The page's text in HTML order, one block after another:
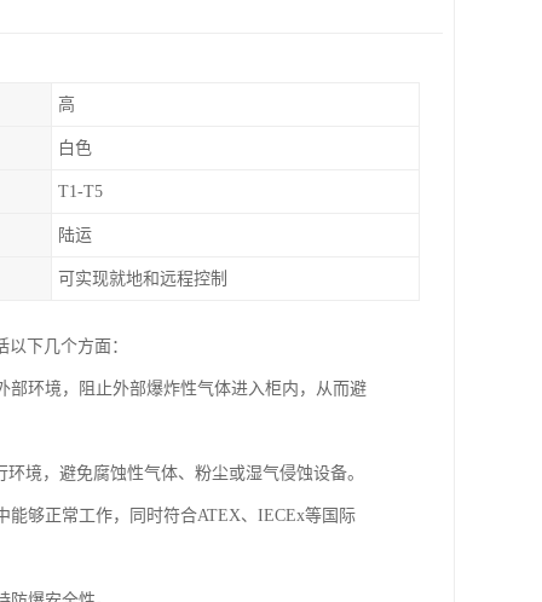
高
白色
T1-T5
陆运
可实现就地和远程控制
下几个方面：
环境，阻止外部爆炸性气体进入柜内，从而避
境，避免腐蚀性气体、粉尘或湿气侵蚀设备。
够正常工作，同时符合ATEX、IECEx等国际